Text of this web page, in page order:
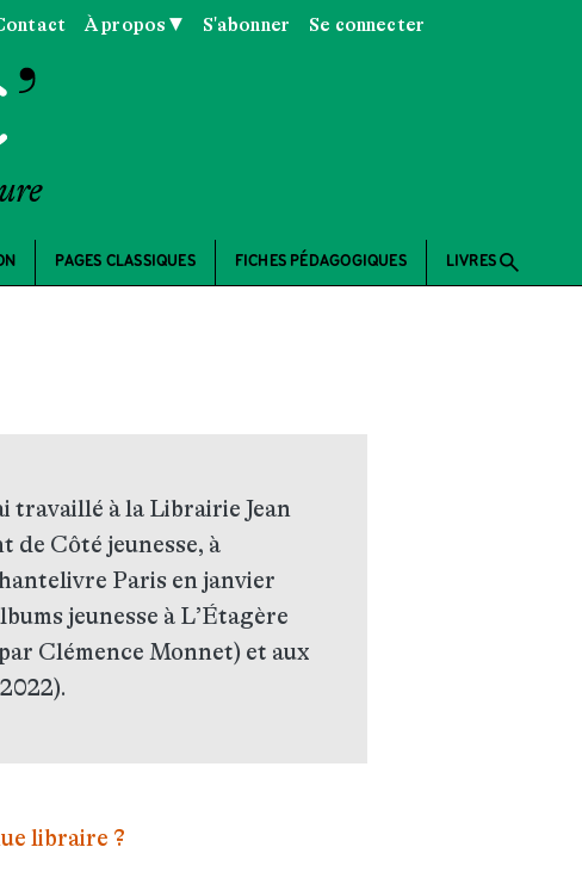
À propos ▼ S'abonner Se connecter
PAGES CLASSIQUES FICHES PÉDAGOGIQUES LIVRES search
travaillé à la Librairie Jean
de Côté jeunesse, à
Paris en janvier
jeunesse à L’Étagère
Clémence Monnet) et aux
libraire ?